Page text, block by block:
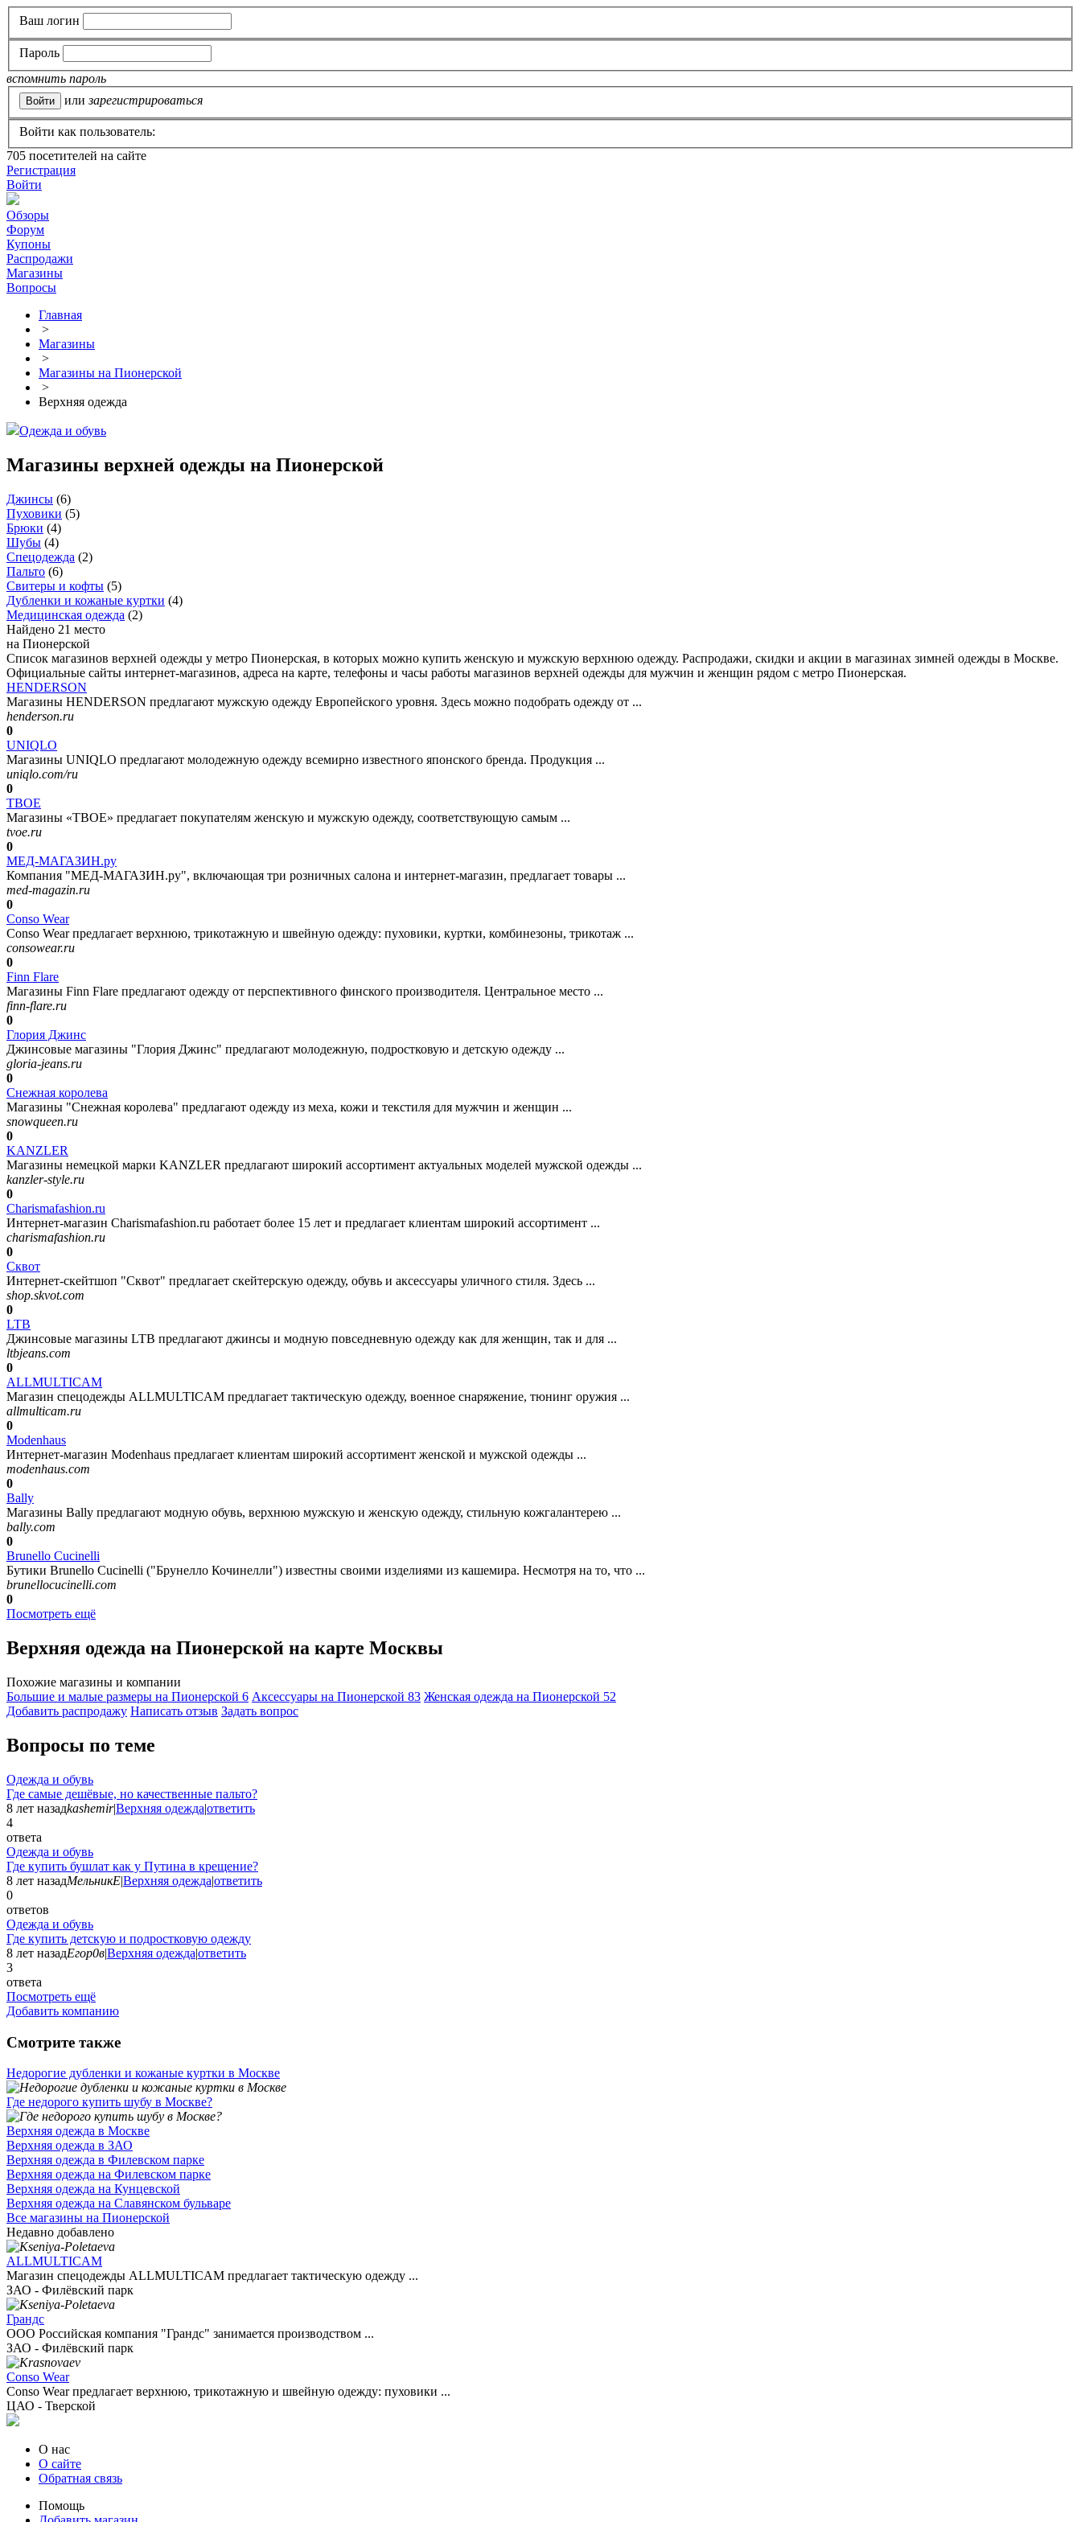
Ваш логин
Пароль
вспомнить пароль
или зарегистрироваться
Войти как пользователь:
705 посетителей на сайте
Регистрация
Войти
Обзоры
Форум
Купоны
Распродажи
Магазины
Вопросы
Главная
>
Магазины
>
Магазины на Пионерской
>
Верхняя одежда
Одежда и обувь
Магазины верхней одежды на Пионерской
Джинсы (6)
Пуховики (5)
Брюки (4)
Шубы (4)
Спецодежда (2)
Пальто (6)
Свитеры и кофты (5)
Дубленки и кожаные куртки (4)
Медицинская одежда (2)
Найдено 21 место
на Пионерской
Список магазинов верхней одежды у метро Пионерская, в которых можно купить женскую и мужскую верхнюю одежду. Распродажи, скидки и акции в магазинах зимней одежды в Москве.
Официальные сайты интернет-магазинов, адреса на карте, телефоны и часы работы магазинов верхней одежды для мужчин и женщин рядом с метро Пионерская.
HENDERSON
Магазины HENDERSON предлагают мужскую одежду Европейского уровня. Здесь можно подобрать одежду от ...
henderson.ru
0
UNIQLO
Магазины UNIQLO предлагают молодежную одежду всемирно известного японского бренда. Продукция ...
uniqlo.com/ru
0
ТВОЕ
Магазины «ТВОЕ» предлагает покупателям женскую и мужскую одежду, соответствующую самым ...
tvoe.ru
0
МЕД-МАГАЗИН.ру
Компания "МЕД-МАГАЗИН.ру", включающая три розничных салона и интернет-магазин, предлагает товары ...
med-magazin.ru
0
Conso Wear
Conso Wear предлагает верхнюю, трикотажную и швейную одежду: пуховики, куртки, комбинезоны, трикотаж ...
consowear.ru
0
Finn Flare
Магазины Finn Flare предлагают одежду от перспективного финского производителя. Центральное место ...
finn-flare.ru
0
Глория Джинс
Джинсовые магазины "Глория Джинс" предлагают молодежную, подростковую и детскую одежду ...
gloria-jeans.ru
0
Снежная королева
Магазины "Снежная королева" предлагают одежду из меха, кожи и текстиля для мужчин и женщин ...
snowqueen.ru
0
KANZLER
Магазины немецкой марки KANZLER предлагают широкий ассортимент актуальных моделей мужской одежды ...
kanzler-style.ru
0
Charismafashion.ru
Интернет-магазин Charismafashion.ru работает более 15 лет и предлагает клиентам широкий ассортимент ...
charismafashion.ru
0
Сквот
Интернет-скейтшоп "Сквот" предлагает скейтерскую одежду, обувь и аксессуары уличного стиля. Здесь ...
shop.skvot.com
0
LTB
Джинсовые магазины LTB предлагают джинсы и модную повседневную одежду как для женщин, так и для ...
ltbjeans.com
0
ALLMULTICAM
Магазин спецодежды ALLMULTICAM предлагает тактическую одежду, военное снаряжение, тюнинг оружия ...
allmulticam.ru
0
Modenhaus
Интернет-магазин Modenhaus предлагает клиентам широкий ассортимент женской и мужской одежды ...
modenhaus.com
0
Bally
Магазины Bally предлагают модную обувь, верхнюю мужскую и женскую одежду, стильную кожгалантерею ...
bally.com
0
Brunello Cucinelli
Бутики Brunello Cucinelli ("Брунелло Кочинелли") известны своими изделиями из кашемира. Несмотря на то, что ...
brunellocucinelli.com
0
Посмотреть ещё
Верхняя одежда на Пионерской на карте Москвы
Похожие магазины и компании
Большие и малые размеры на Пионерской 6 Аксессуары на Пионерской 83 Женская одежда на Пионерской 52
Добавить раcпродажу Написать отзыв Задать вопрос
Вопросы по теме
Одежда и обувь
Где самые дешёвые, но качественные пальто?
8 лет назадkashemir|Верхняя одежда|ответить
4
ответа
Одежда и обувь
Где купить бушлат как у Путина в крещение?
8 лет назадМельникЕ|Верхняя одежда|ответить
0
ответов
Одежда и обувь
Где купить детскую и подростковую одежду
8 лет назадЕгор0в|Верхняя одежда|ответить
3
ответа
Посмотреть ещё
Добавить компанию
Смотрите также
Недорогие дубленки и кожаные куртки в Москве
Где недорого купить шубу в Москве?
Верхняя одежда в Москве
Верхняя одежда в ЗАО
Верхняя одежда в Филевском парке
Верхняя одежда на Филевском парке
Верхняя одежда на Кунцевской
Верхняя одежда на Славянском бульваре
Все магазины на Пионерской
Недавно добавлено
ALLMULTICAM
Магазин спецодежды ALLMULTICAM предлагает тактическую одежду ...
ЗАО - Филёвский парк
Грандс
ООО Российская компания "Грандс" занимается производством ...
ЗАО - Филёвский парк
Conso Wear
Conso Wear предлагает верхнюю, трикотажную и швейную одежду: пуховики ...
ЦАО - Тверской
О нас
О сайте
Обратная связь
Помощь